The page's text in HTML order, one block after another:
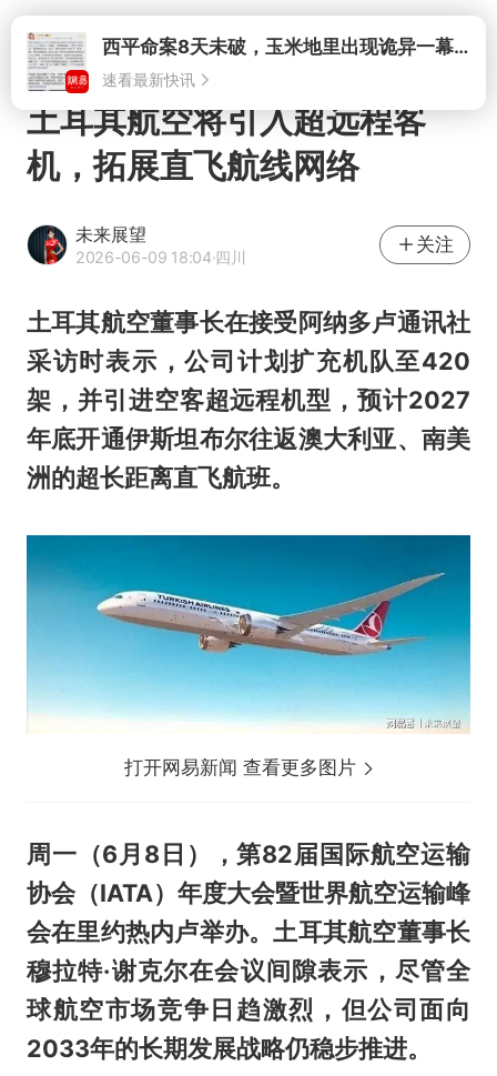
打开西平命案8天未破，玉米地里出现诡异一幕，我突然想起了欧金中
速看最新快讯
土耳其航空将引入超远程客
机，拓展直飞航线网络
未来展望
2026-06-09 18:04·四川
关注
土耳其航空董事长在接受阿纳多卢通讯社
采访时表示，公司计划扩充机队至420
架，并引进空客超远程机型，预计2027
年底开通伊斯坦布尔往返澳大利亚、南美
洲的超长距离直飞航班。
打开网易新闻 查看更多图片
周一（6月8日），第82届国际航空运输
协会（IATA）年度大会暨世界航空运输峰
会在里约热内卢举办。土耳其航空董事长
穆拉特·谢克尔在会议间隙表示，尽管全
球航空市场竞争日趋激烈，但公司面向
2033年的长期发展战略仍稳步推进。